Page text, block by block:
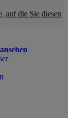
auf die Sie diesen